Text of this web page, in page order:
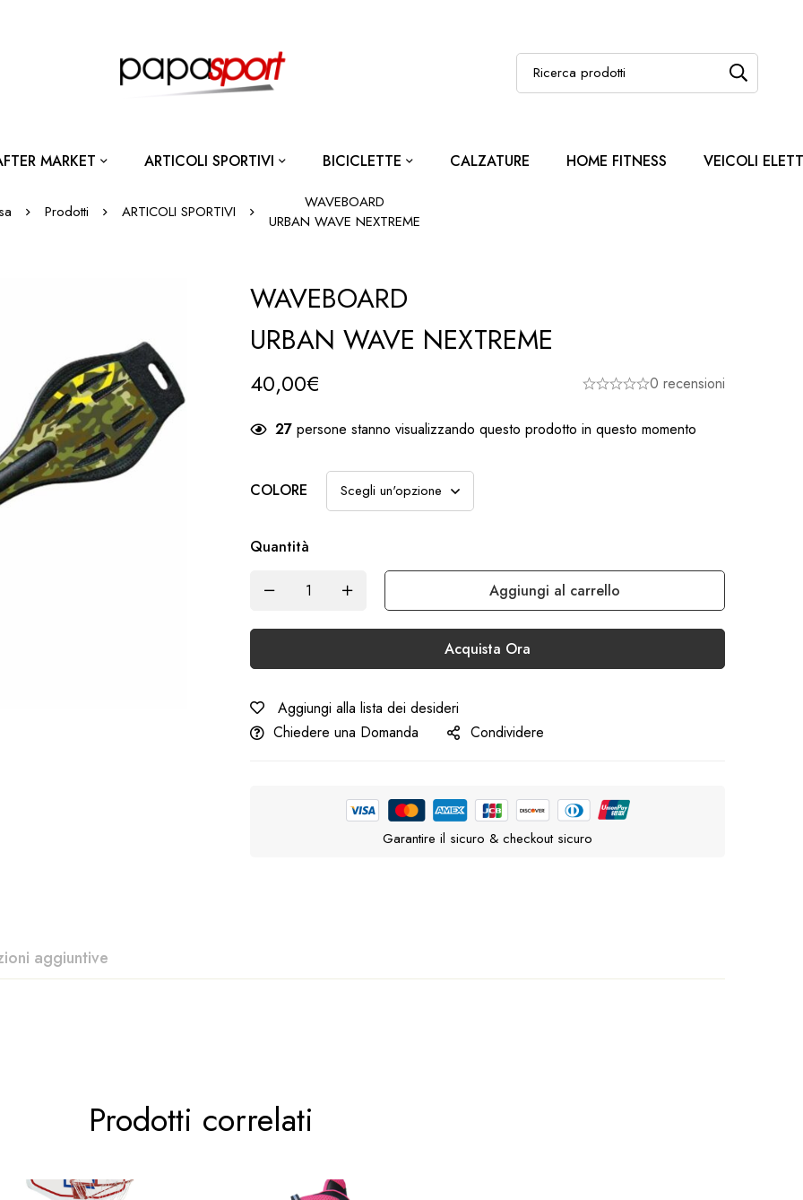
MARKET ARTICOLI SPORTIVI BICICLETTE CALZATURE HOME FITNESS VEICOLI
Prodotti ARTICOLI SPORTIVI
WAVEBOARD
URBAN WAVE NEXTREME
WAVEBOARD
URBAN WAVE NEXTREME
40,00€ 0 recensioni
27 persone stanno visualizzando questo prodotto in questo momento
COLORE
Quantità
Aggiungi al carrello
Acquista Ora
Aggiungi alla lista dei desideri
Chiedere una Domanda
Condividere
Garantire il sicuro & checkout sicuro
aggiuntive
Prodotti correlati